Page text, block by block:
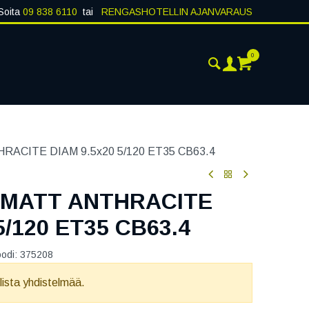
09 838 6110 tai RENGASHOTELLIN AJANVARAUS
0
DIAM 9.5x20 5/120 ET35 CB63.4
ANTHRACITE
120 ET35 CB63.4
375208
yhdistelmää.